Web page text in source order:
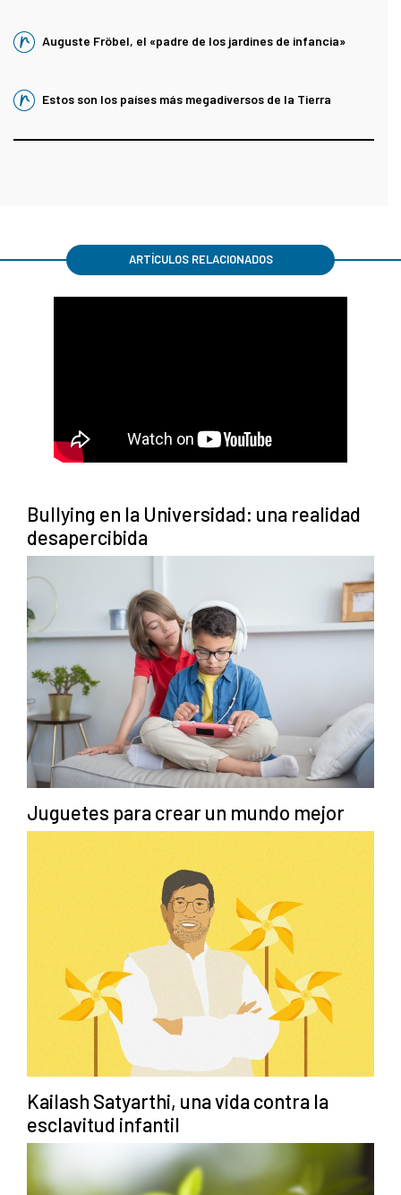
Auguste Fröbel, el «padre de los jardines de infancia»
Estos son los países más megadiversos de la Tierra
ARTÍCULOS RELACIONADOS
Bullying en la Universidad: una realidad
desapercibida
Juguetes para crear un mundo mejor
Kailash Satyarthi, una vida contra la
esclavitud infantil